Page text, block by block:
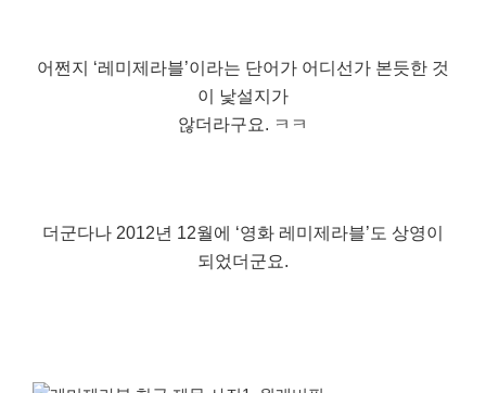
어쩐지 ‘레미제라블’이라는 단어가 어디선가 본듯한 것
이 낯설지가
않더라구요. ㅋㅋ
더군다나 2012년 12월에 ‘영화 레미제라블’도 상영이
되었더군요.